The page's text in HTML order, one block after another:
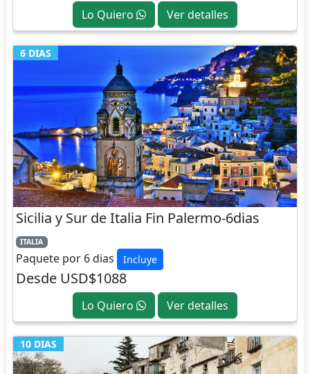
Lo Quiero Ver detalles
6 DIAS
Sicilia y Sur de Italia Fin Palermo-6dias
ITALIA
Paquete por 6 dias Incluye
Desde USD$1088
Lo Quiero Ver detalles
10 DIAS